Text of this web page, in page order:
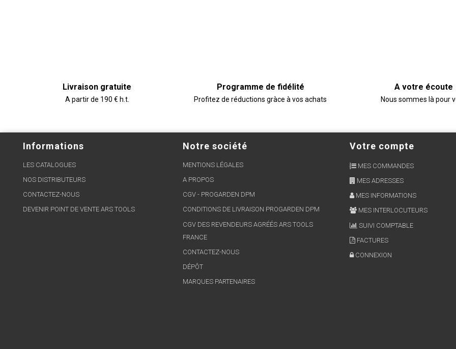
Livraison gratuite
A partir de 190 € h.t.
Programme de fidélité
Profitez de réductions gràce à vos achats
A votre écoute
Nous sommes là pour
Informations
LES CATALOGUES
NOS DISTRIBUTEURS
CONTACTEZ-NOUS
DEVENIR POINT DE VENTE ARS TOOLS
Notre société
MENTIONS LÉGALES
A PROPOS
CGV - PROGARDEN DPM
CONDITIONS DE LIVRAISON PROGARDEN DPM
CGV DES REVENDEURS AGRÉÉS ARS TOOLS
FRANCE
CONTACTEZ-NOUS
DÉPÔT
MARQUES PARTENAIRES
Votre compte
MES COMMANDES
MES ADRESSES
MES INFORMATIONS
MES INTERLOCUTEURS
SUIVI COMPTABLE
FACTURES
CONNEXION